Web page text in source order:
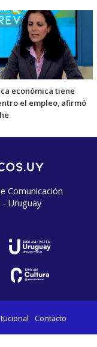
económica tiene
el empleo, afirmó
Comunicación
- Uruguay
Contacto